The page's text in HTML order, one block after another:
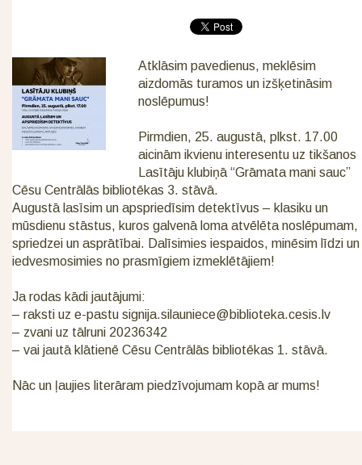
Atklāsim pavedienus, meklēsim
aizdomās turamos un izšķetināsim
noslēpumus!
Pirmdien, 25. augustā, plkst. 17.00
aicinām ikvienu interesentu uz tikšanos
Lasītāju klubiņā “Grāmata mani sauc”
Cēsu Centrālās bibliotēkas 3. stāvā.
Augustā lasīsim un apspriedīsim detektīvus – klasiku un
mūsdienu stāstus, kuros galvenā loma atvēlēta noslēpumam,
spriedzei un asprātībai. Dalīsimies iespaidos, minēsim līdzi un
iedvesmosimies no prasmīgiem izmeklētājiem!
Ja rodas kādi jautājumi:
– raksti uz e-pastu signija.silauniece@biblioteka.cesis.lv
– zvani uz tālruni 20236342
– vai jautā klātienē Cēsu Centrālās bibliotēkas 1. stāvā.
Nāc un ļaujies literāram piedzīvojumam kopā ar mums!